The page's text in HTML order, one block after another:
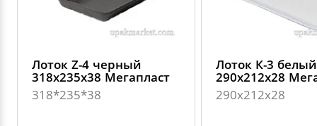
Лоток Z-4 черный
318х235х38 Мегапласт
318*235*38
Лоток К-3 белый
290х212х28
290х212х28